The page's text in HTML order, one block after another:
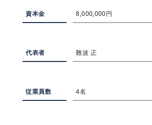
資本金 8,000,000円
代表者 難波 正
従業員数 4名